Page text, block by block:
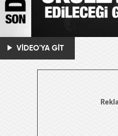
VİDEO'YA GİT